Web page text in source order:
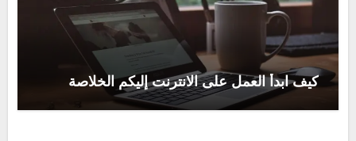
كيف ابدأ العمل على الانترنت إليكم الخلاصة